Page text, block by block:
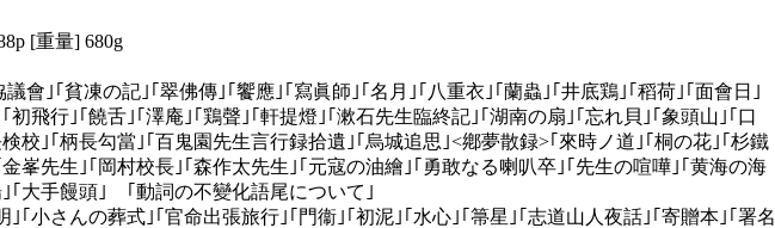
[重量] 680g
議會｣｢貧凍の記｣｢翠佛傳｣｢饗應｣｢寫眞師｣｢名月｣｢八重衣｣｢蘭蟲｣｢井底鶏｣｢稻荷｣｢面會日｣
初飛行｣｢饒舌｣｢澤庵｣｢鶏聲｣｢軒提燈｣｢漱石先生臨終記｣｢湖南の扇｣｢忘れ貝｣｢象頭山｣｢口
校｣｢柄長勾當｣｢百鬼園先生言行録拾遺｣｢烏城追思｣<鄕夢散録>｢來時ノ道｣｢桐の花｣｢杉鐵
峯先生｣｢岡村校長｣｢森作太先生｣｢元寇の油繪｣｢勇敢なる喇叭卒｣｢先生の喧嘩｣｢黄海の海
｢大手饅頭｣ ｢動詞の不變化語尾について｣
｣｢小さんの葬式｣｢官命出張旅行｣｢門衞｣｢初泥｣｢水心｣｢箒星｣｢志道山人夜話｣｢寄贈本｣｢署名